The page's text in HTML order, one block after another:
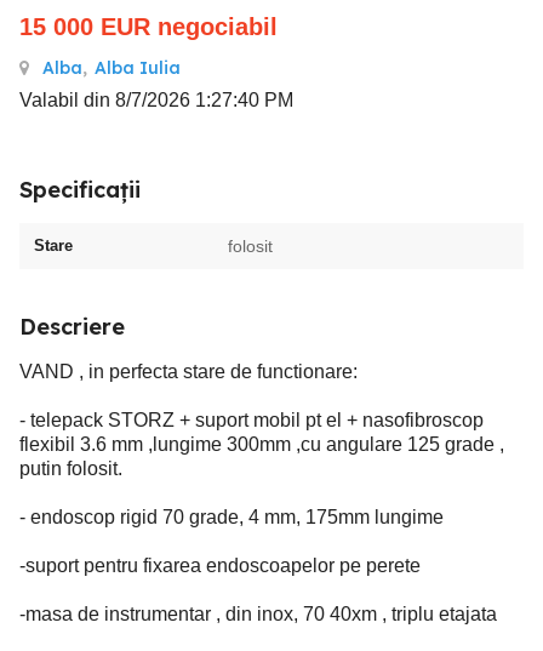
15 000 EUR negociabil
Alba, Alba Iulia
Valabil din 8/7/2026 1:27:40 PM
Specificații
Stare folosit
Descriere
VAND , in perfecta stare de functionare:
- telepack STORZ + suport mobil pt el + nasofibroscop
flexibil 3.6 mm ,lungime 300mm ,cu angulare 125 grade ,
putin folosit.
- endoscop rigid 70 grade, 4 mm, 175mm lungime
-suport pentru fixarea endoscoapelor pe perete
-masa de instrumentar , din inox, 70 40xm , triplu etajata